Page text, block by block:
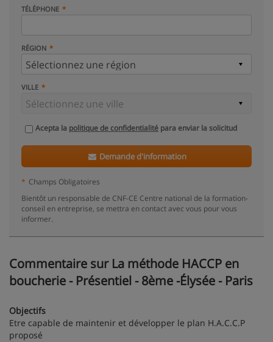
TÉLÉPHONE
RÉGION
VILLE
Acepta la politique de confidentialité para enviar la solicitud
Demande d'information
* Champs Obligatoires
Bientôt un responsable de CNF-CE Centre national de la formation-
conseil en entreprise, se mettra en contact avec vous pour vous
informer.
Commentaire sur La méthode HACCP en
boucherie - Présentiel - 8ème -Élysée - Paris
Objectifs
Etre capable de maintenir et développer le plan H.A.C.C.P
proposé